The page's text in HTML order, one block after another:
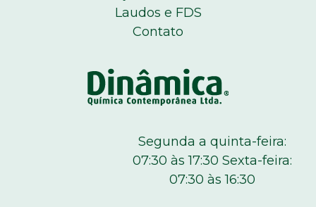
Laudos e FDS
Contato
Segunda a quinta-feira:
07:30 às 17:30 Sexta-feira:
07:30 às 16:30